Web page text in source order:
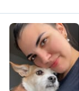
J